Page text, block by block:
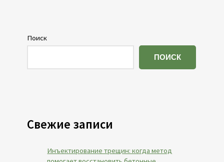
Поиск
ПОИСК
Свежие записи
Инъектирование трещин: когда метод